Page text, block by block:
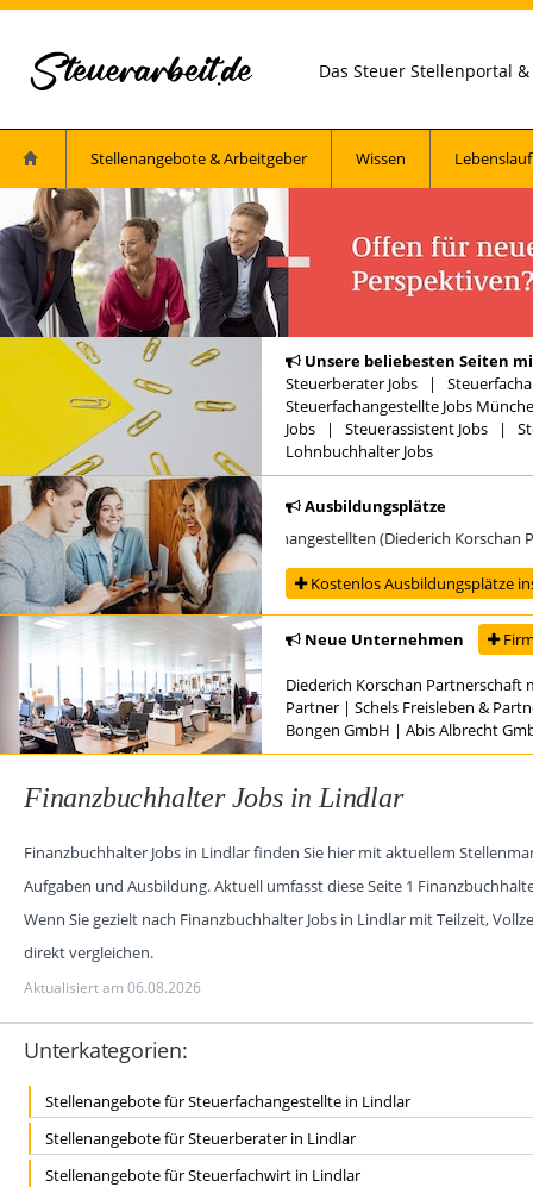
Das Steuer Stellenportal
Stellenangebote & Arbeitgeber Wissen Lebenslauf
Unsere beliebesten Seiten
Steuerberater Jobs |
Steuerfachangestellte Jobs
Jobs | Steuerassistent Jobs |
Lohnbuchhalter Jobs
Ausbildungsplätze
Ausbildung zur/zum Steuerfachangestellten (Diederich Korschan
Kostenlos Ausbildungsplätze
Neue Unternehmen
Diederich Korschan Partnerschaft
Partner | Schels Freisleben &
Bongen GmbH | Abis Albrecht
Finanzbuchhalter Jobs in Lindlar
Finanzbuchhalter Jobs in Lindlar finden Sie hier mit aktuellem
Aufgaben und Ausbildung. Aktuell umfasst diese Seite 1
Wenn Sie gezielt nach Finanzbuchhalter Jobs in Lindlar mit Teilzeit,
direkt vergleichen.
Aktualisiert am 06.08.2026
Unterkategorien:
Stellenangebote für Steuerfachangestellte in Lindlar
Stellenangebote für Steuerberater in Lindlar
Stellenangebote für Steuerfachwirt in Lindlar